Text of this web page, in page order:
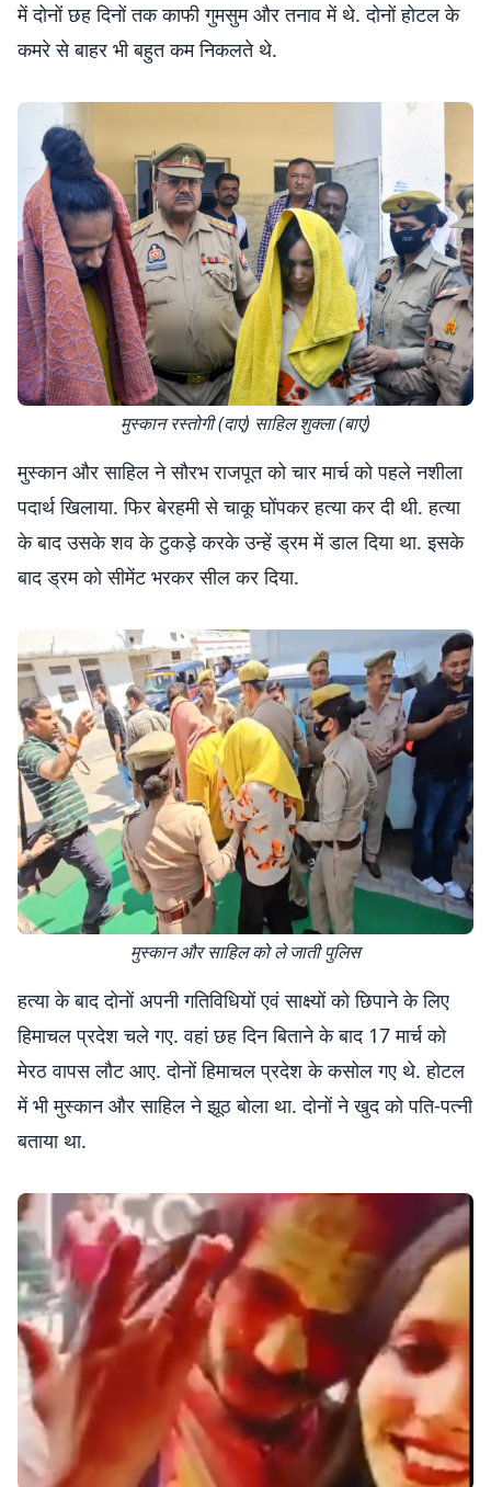
में दोनों छह दिनों तक काफी गुमसुम और तनाव में थे. दोनों होटल के
कमरे से बाहर भी बहुत कम निकलते थे.
मुस्कान रस्तोगी (दाएं) साहिल शुक्ला (बाएं)
मुस्कान और साहिल ने सौरभ राजपूत को चार मार्च को पहले नशीला
पदार्थ खिलाया. फिर बेरहमी से चाकू घोंपकर हत्या कर दी थी. हत्या
के बाद उसके शव के टुकड़े करके उन्हें ड्रम में डाल दिया था. इसके
बाद ड्रम को सीमेंट भरकर सील कर दिया.
मुस्कान और साहिल को ले जाती पुलिस
हत्या के बाद दोनों अपनी गतिविधियों एवं साक्ष्यों को छिपाने के लिए
हिमाचल प्रदेश चले गए. वहां छह दिन बिताने के बाद 17 मार्च को
मेरठ वापस लौट आए. दोनों हिमाचल प्रदेश के कसोल गए थे. होटल
में भी मुस्कान और साहिल ने झूठ बोला था. दोनों ने खुद को पति-पत्नी
बताया था.